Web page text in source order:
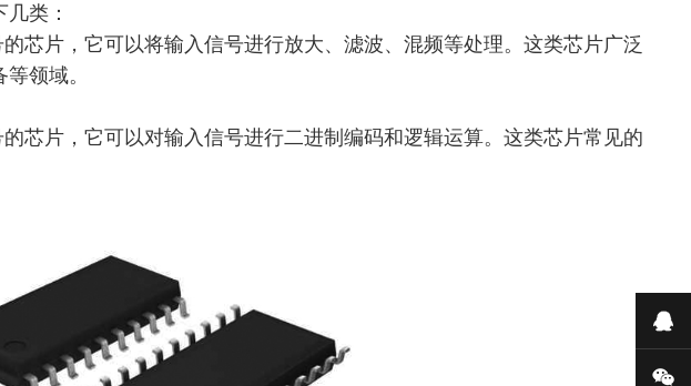
类：
芯片，它可以将输入信号进行放大、滤波、混频等处理。这类芯片广泛
领域。
芯片，它可以对输入信号进行二进制编码和逻辑运算。这类芯片常见的
在
微